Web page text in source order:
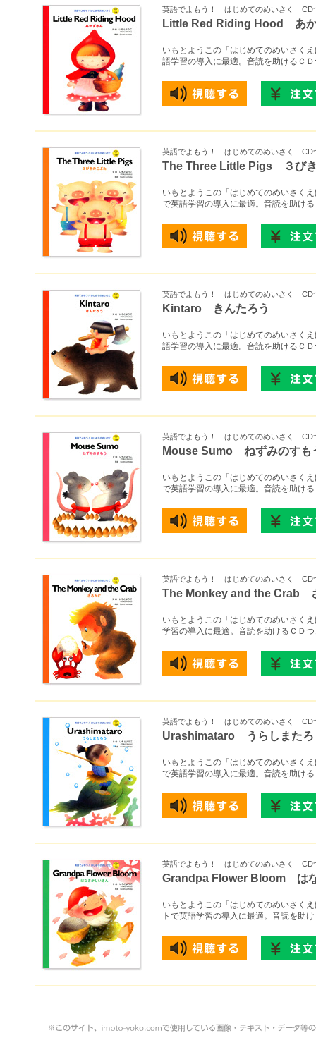
英語でよもう！ はじめてのめいさく CD
Little Red Riding Hood あ
いもとようこの「はじめてのめいさく
語学習の導入に最適。音読を助けるＣ
英語でよもう！ はじめてのめいさく CD
The Three Little Pigs ３び
いもとようこの「はじめてのめいさく
で英語学習の導入に最適。音読を助け
英語でよもう！ はじめてのめいさく CD
Kintaro きんたろう
いもとようこの「はじめてのめいさく
語学習の導入に最適。音読を助けるＣ
英語でよもう！ はじめてのめいさく CD
Mouse Sumo ねずみのすも
いもとようこの「はじめてのめいさく
で英語学習の導入に最適。音読を助け
英語でよもう！ はじめてのめいさく CD
The Monkey and the Crab
いもとようこの「はじめてのめいさく
学習の導入に最適。音読を助けるＣＤ
英語でよもう！ はじめてのめいさく CD
Urashimataro うらしまたろ
いもとようこの「はじめてのめいさく
で英語学習の導入に最適。音読を助け
英語でよもう！ はじめてのめいさく CD
Grandpa Flower Bloom は
いもとようこの「はじめてのめいさく
トで英語学習の導入に最適。音読を助